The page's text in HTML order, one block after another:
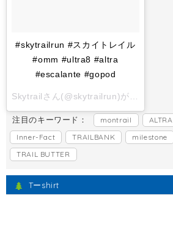
#skytrailrun #スカイトレイル
#omm #ultra8 #altra
#escalante #gopod
Skytrailさん(@skytrailrun)がシェアした投稿 -
注目のキーワード： montrail ALTRA
Inner-Fact
TRAILBANK milestone
TRAIL BUTTER
Tーshirt